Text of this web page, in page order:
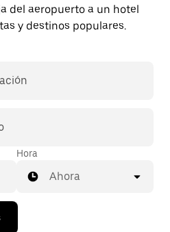
del aeropuerto a un hotel
y destinos populares.
Hora
Ahora